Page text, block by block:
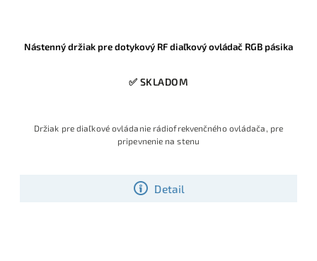
Nástenný držiak pre dotykový RF diaľkový ovládač RGB pásika
✅ SKLADOM
Detail
Držiak pre diaľkové ovládanie rádiofrekvenčného ovládača, pre
pripevnenie na stenu